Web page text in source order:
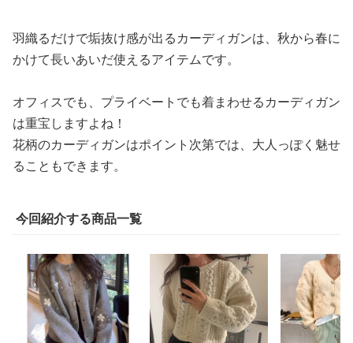
羽織るだけで垢抜け感が出るカーディガンは、秋から春に
かけて長いあいだ使えるアイテムです。
オフィスでも、プライベートでも着まわせるカーディガン
は重宝しますよね！
花柄のカーディガンはポイント次第では、大人っぽく魅せ
ることもできます。
今回紹介する商品一覧